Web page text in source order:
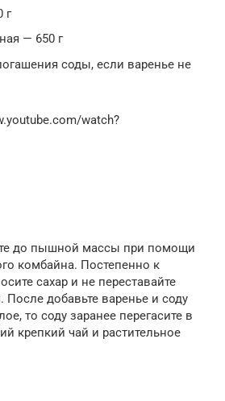
г
— 650 г
соды, если варенье не
watch?
до пышной массы при помощи
комбайна. Постепенно к
сахар и не переставайте
После добавьте варенье и соду
то соду заранее перегасите в
крепкий чай и растительное